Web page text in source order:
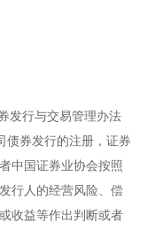
发行与交易管理办法
债券发行的注册，证券
中国证券业协会按照
行人的经营风险、偿
收益等作出判断或者